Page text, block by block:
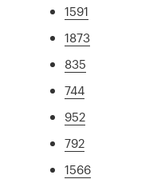
1591
1873
835
744
952
792
1566